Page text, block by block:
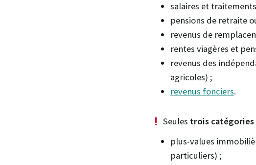
salaires et
pensions de retraite
revenus de
rentes viagères et
revenus des
agricoles) ;
revenus fonciers.
Seules trois catégories
plus-values
particuliers) ;